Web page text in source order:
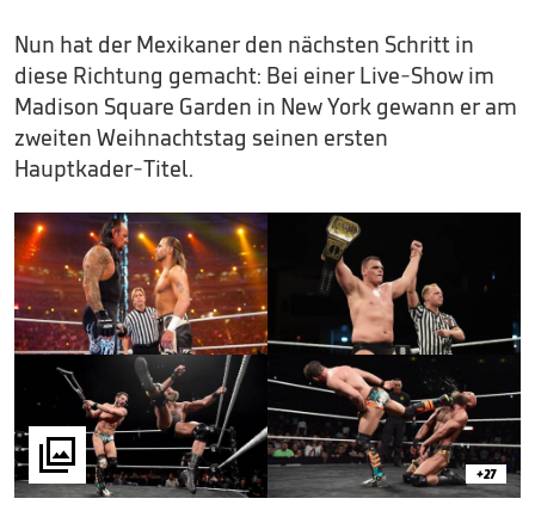
Nun hat der Mexikaner den nächsten Schritt in
diese Richtung gemacht: Bei einer Live-Show im
Madison Square Garden in New York gewann er am
zweiten Weihnachtstag seinen ersten
Hauptkader-Titel.
 +27